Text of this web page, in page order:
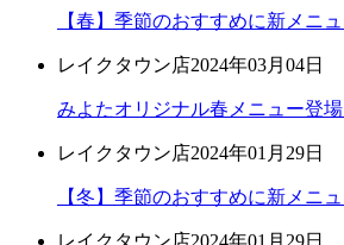
【春】季節のおすすめに新メニュ
レイクタウン店2024年03月04日
みよたオリジナル春メニュー登場
レイクタウン店2024年01月29日
【冬】季節のおすすめに新メニュ
レイクタウン店2024年01月29日